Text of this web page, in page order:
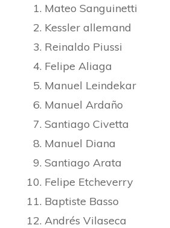
Mateo Sanguinetti
Kessler allemand
Reinaldo Piussi
Felipe Aliaga
Manuel Leindekar
Manuel Ardaño
Santiago Civetta
Manuel Diana
Santiago Arata
Felipe Etcheverry
Baptiste Basso
Andrés Vilaseca